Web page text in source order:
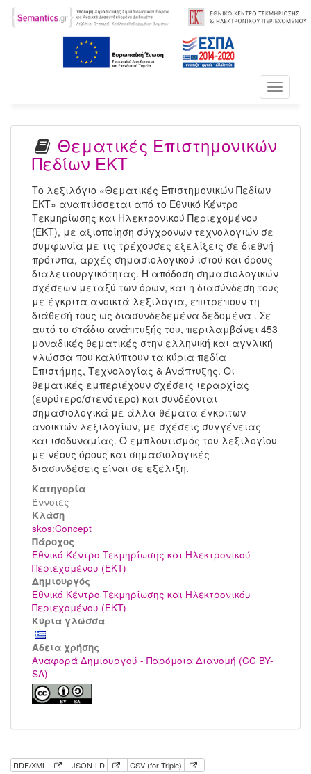
Toggle
Θεματικές Επιστημονικών
Πεδίων ΕΚΤ
Το λεξιλόγιο «Θεματικές Επιστημονικών Πεδίων
ΕΚΤ» αναπτύσσεται από το Εθνικό Κέντρο
Τεκμηρίωσης και Ηλεκτρονικού Περιεχομένου
(ΕΚΤ), με αξιοποίηση σύγχρονων τεχνολογιών σε
συμφωνία με τις τρέχουσες εξελίξεις σε διεθνή
πρότυπα, αρχές σημασιολογικού ιστού και όρους
διαλειτουργικότητας. Η απόδοση σημασιολογικών
σχέσεων μεταξύ των όρων, και η διασύνδεση τους
με έγκριτα ανοικτά λεξιλόγια, επιτρέπουν τη
διάθεσή τους ως διασυνδεδεμένα δεδομένα . Σε
αυτό το στάδιο ανάπτυξής του, περιλαμβάνει 453
μοναδικές θεματικές στην ελληνική και αγγλική
γλώσσα που καλύπτουν τα κύρια πεδία
Επιστήμης, Τεχνολογίας & Ανάπτυξης. Οι
θεματικές εμπεριέχουν σχέσεις ιεραρχίας
(ευρύτερο/στενότερο) και συνδέονται
σημασιολογικά με άλλα θέματα έγκριτων
ανοικτών λεξιλογίων, με σχέσεις συγγένειας
και ισοδυναμίας. Ο εμπλουτισμός του λεξιλογίου
με νέους όρους και σημασιολογικές
διασυνδέσεις είναι σε εξέλιξη.
Κατηγορία
Έννοιες
Kλάση
skos:Concept
Πάροχος
Εθνικό Κέντρο Τεκμηρίωσης και Ηλεκτρονικού
Περιεχομένου (ΕΚΤ)
Δημιουργός
Εθνικό Κέντρο Τεκμηρίωσης και Ηλεκτρονικόυ
Περιεχομένου (ΕΚΤ)
Κύρια γλώσσα
Άδεια χρήσης
Αναφορά Δημιουργού - Παρόμοια Διανομή (CC BY-
SA)
RDF/XML JSON-LD CSV (for Triple)